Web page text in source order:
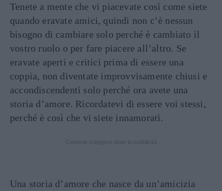
Tenete a mente che vi piacevate così come siete
quando eravate amici, quindi non c’è nessun
bisogno di cambiare solo perché è cambiato il
vostro ruolo o per fare piacere all’altro. Se
eravate aperti e critici prima di essere una
coppia, non diventate improvvisamente chiusi e
accondiscendenti solo perché ora avete una
storia d’amore. Ricordatevi di essere voi stessi,
perché è così che vi siete innamorati.
Una storia d’amore che nasce da un’amicizia